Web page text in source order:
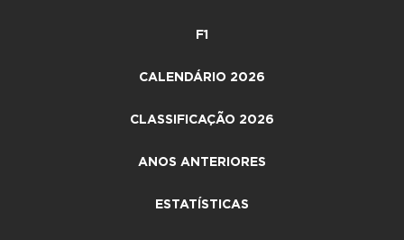
F1
CALENDÁRIO 2026
CLASSIFICAÇÃO 2026
ANOS ANTERIORES
ESTATÍSTICAS